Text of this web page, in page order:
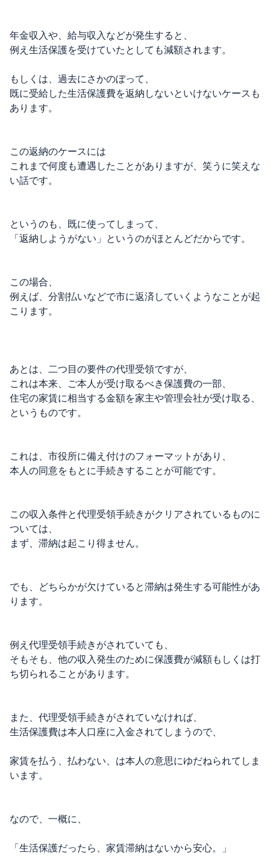
年金収入や、給与収入などが発生すると、
例え生活保護を受けていたとしても減額されます。
もしくは、過去にさかのぼって、
既に受給した生活保護費を返納しないといけないケースも
あります。
この返納のケースには
これまで何度も遭遇したことがありますが、笑うに笑えな
い話です。
というのも、既に使ってしまって、
「返納しようがない」というのがほとんどだからです。
この場合、
例えば、分割払いなどで市に返済していくようなことが起
こります。
あとは、二つ目の要件の代理受領ですが、
これは本来、ご本人が受け取るべき保護費の一部、
住宅の家賃に相当する金額を家主や管理会社が受け取る、
というものです。
これは、市役所に備え付けのフォーマットがあり、
本人の同意をもとに手続きすることが可能です。
この収入条件と代理受領手続きがクリアされているものに
ついては、
まず、滞納は起こり得ません。
でも、どちらかが欠けていると滞納は発生する可能性があ
ります。
例え代理受領手続きがされていても、
そもそも、他の収入発生のために保護費が減額もしくは打
ち切られることがあります。
また、代理受領手続きがされていなければ、
生活保護費は本人口座に入金されてしまうので、
家賃を払う、払わない、は本人の意思にゆだねられてしま
います。
なので、一概に、
「生活保護だったら、家賃滞納はないから安心。」